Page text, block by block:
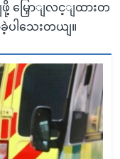
ဖို့ မြှောျလင့ျထားတ
ပါသေးတယျ။